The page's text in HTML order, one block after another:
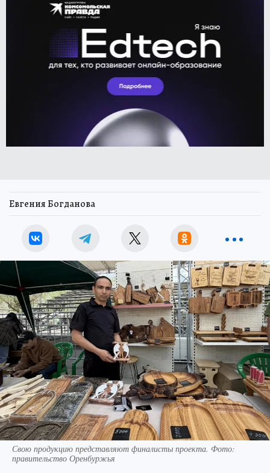
Евгения Богданова
Свою продукцию представляют финалисты проекта. Фото:
правительство Оренбуржья